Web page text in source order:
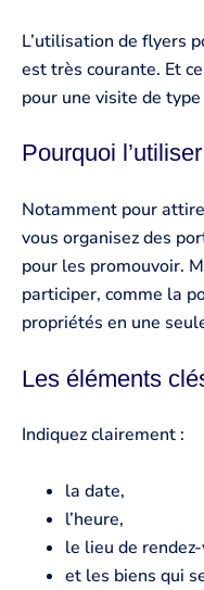
L’utilisation de flyers
est très courante. Et
pour une visite de
Pourquoi
Notamment pour
vous organisez des
pour les promouvoir.
participer, comme la
propriétés en une
Les éléments
Indiquez clairement :
la date,
l’heure,
le lieu de
et les biens qui